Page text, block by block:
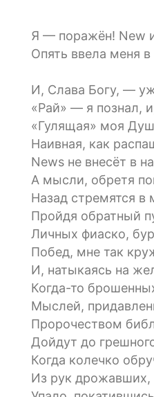
Я — поражён! New
Опять ввела меня
И, Слава Богу, —
«Рай» — я познал,
«Гулящая» моя
Наивная, как
News не внесёт в
А мысли, обретя
Назад стремятся в
Пройдя обратный
Личных фиаско,
Побед, мне так
И, натыкаясь на
Когда-то
Мыслей,
Пророчеством
Дойдут до
Когда колечко
Из рук дрожавших,